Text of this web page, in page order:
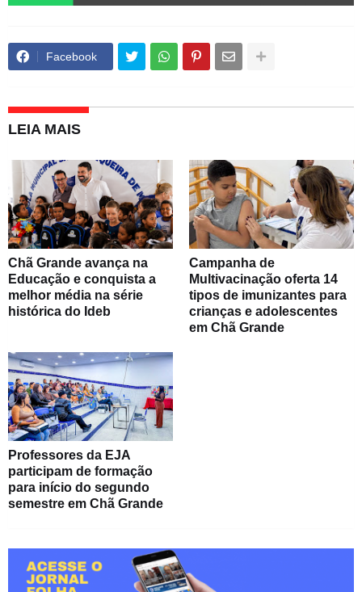
Facebook
LEIA MAIS
Chã Grande avança na
Educação e conquista a
melhor média na série
histórica do Ideb
Campanha de
Multivacinação oferta 14
tipos de imunizantes para
crianças e adolescentes
em Chã Grande
Professores da EJA
participam de formação
para início do segundo
semestre em Chã Grande